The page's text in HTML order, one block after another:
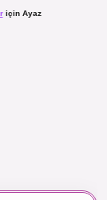
için Ayaz